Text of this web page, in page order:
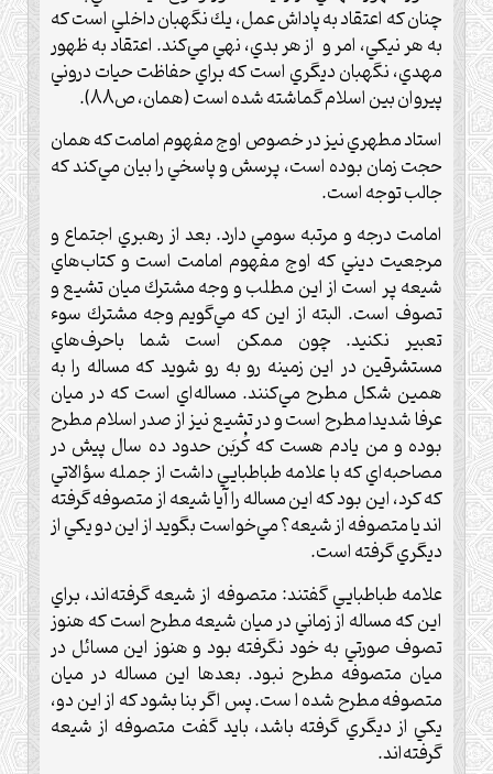
چنان كه اعتقاد به پاداش عمل، يك نگهبان داخلي است كه
به هر نيكي، امر و از هر بدي، نهي مي‌كند. اعتقاد به ظهور
مهدي، نگهبان ديگري است كه براي حفاظت حيات دروني
پيروان بين اسلام گماشته شده است (همان، ص88).
استاد مطهري نيز در خصوص اوج مفهوم امامت كه همان
حجت زمان بوده است، پرسش و پاسخي را بيان مي‌كند كه
جالب توجه است.
امامت درجه و مرتبه سومي دارد. بعد از رهبري اجتماع و
مرجعيت ديني كه اوج مفهوم امامت است و كتاب‌هاي
شيعه پر است از اين مطلب و وجه مشترك ميان تشيع و
تصوف است. البته از اين كه مي‌گويم وجه مشترك سوء
تعبير نكنيد. چون ممكن است شما باحرف‌هاي
مستشرقين در اين زمينه رو به رو شويد كه مساله را به
همين شكل مطرح مي‌كنند. مساله‌اي است كه در ميان
عرفا شديدا مطرح است و در تشيع نيز از صدر اسلام مطرح
بوده و من يادم هست كه كُربَن حدود ده سال پيش در
مصاحبه‌اي كه با علامه طباطبايي داشت از جمله سؤالاتي
كه كرد، اين بود كه اين مساله را آيا شيعه از متصوفه گرفته
اند يا متصوفه از شيعه؟ مي‌خواست بگويد از اين دو يكي از
ديگري گرفته است.
علامه طباطبايي گفتند: متصوفه از شيعه گرفته‌اند، براي
اين كه مساله از زماني در ميان شيعه مطرح است كه هنوز
تصوف صورتي به خود نگرفته بود و هنوز اين مسائل در
ميان متصوفه مطرح نبود. بعد‌ها اين مساله در ميان
متصوفه مطرح شده ا ست. پس اگر بنا بشود كه از اين دو،
يكي از ديگري گرفته باشد، بايد گفت متصوفه از شيعه
گرفته‌اند.